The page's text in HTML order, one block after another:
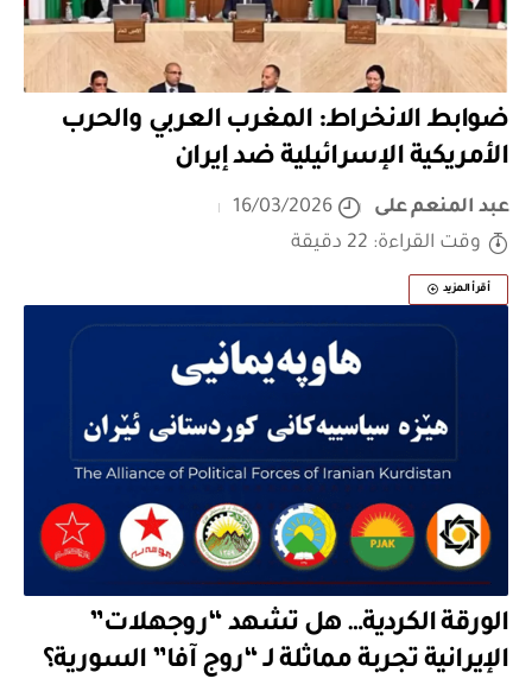
ضوابط الانخراط: المغرب العربي والحرب
الأمريكية الإسرائيلية ضد إيران
عبد المنعم على
16/03/2026
وقت القراءة: 22 دقيقة
أقرأ المزيد
الورقة الكردية… هل تشهد “روجهلات”
الإيرانية تجربة مماثلة لـ “روج آفا” السورية؟